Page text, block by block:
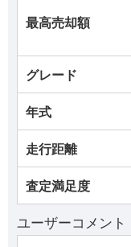
最高売却額
グレード
年式
走行距離
査定満足度
ユーザーコメント